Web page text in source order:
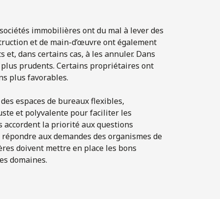
immobilières ont du mal à lever des
et de main-d’œuvre ont également
dans certains cas, à les annuler. Dans
prudents. Certains propriétaires ont
plus favorables.
espaces de bureaux flexibles,
et polyvalente pour faciliter les
la priorité aux questions
aux demandes des organismes de
doivent mettre en place les bons
domaines.